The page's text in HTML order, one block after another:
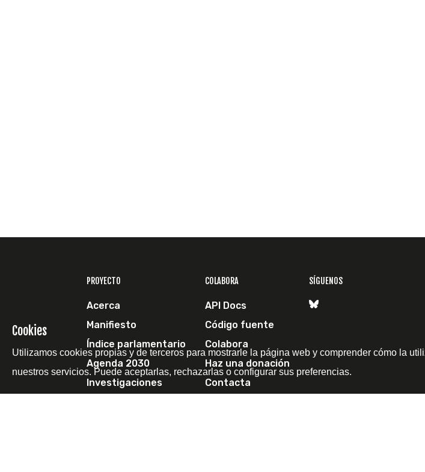
PROYECTO
Acerca
Manifiesto
Índice parlamentario
Agenda 2030
Investigaciones
COLABORA
API Docs
Código fuente
Colabora
Haz una donación
Contacta
SÍGUENOS
Cookies
Utilizamos cookies propias y de terceros para mostrarle la página web y comprender cómo la
nuestros servicios. Puede aceptarlas, rechazarlas o configurar sus preferencias.